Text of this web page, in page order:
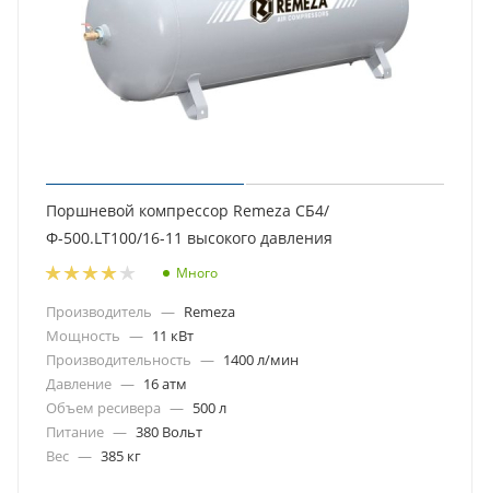
Поршневой компрессор Remeza СБ4/
Ф-500.LT100/16-11 высокого давления
Много
Производитель — Remeza
Мощность — 11 кВт
Производительность — 1400 л/мин
Давление — 16 атм
Объем ресивера — 500 л
Питание — 380 Вольт
Вес — 385 кг